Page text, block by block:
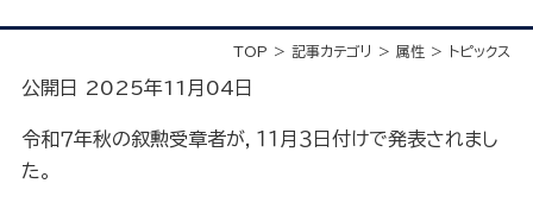
TOP 記事カテゴリ 属性 トピックス
公開日 2025年11月04日
令和７年秋の叙勲受章者が，１１月３日付けで発表されまし
た。